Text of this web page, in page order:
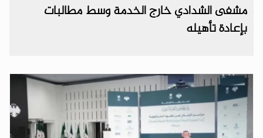
مشفى الشدادي خارج الخدمة وسط مطالبات
بإعادة تأهيله